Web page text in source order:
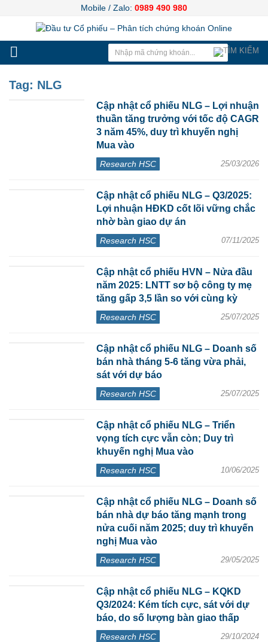
Mobile / Zalo: 0989 490 980
Tag: NLG
Cập nhật cổ phiếu NLG – Lợi nhuận
thuần tăng trưởng với tốc độ CAGR
3 năm 45%, duy trì khuyến nghị
Mua vào
Research HSC 25/03/2026
Cập nhật cổ phiếu NLG – Q3/2025:
Lợi nhuận HĐKD cốt lõi vững chắc
nhờ bàn giao dự án
Research HSC 07/11/2025
Cập nhật cổ phiếu HVN – Nửa đầu
năm 2025: LNTT sơ bộ công ty mẹ
tăng gấp 3,5 lần so với cùng kỳ
Research HSC 25/07/2025
Cập nhật cổ phiếu NLG – Doanh số
bán nhà tháng 5-6 tăng vừa phải,
sát với dự báo
Research HSC 25/07/2025
Cập nhật cổ phiếu NLG – Triển
vọng tích cực vẫn còn; Duy trì
khuyến nghị Mua vào
Research HSC 10/06/2025
Cập nhật cổ phiếu NLG – Doanh số
bán nhà dự báo tăng mạnh trong
nửa cuối năm 2025; duy trì khuyến
nghị Mua vào
Research HSC 29/05/2025
Cập nhật cổ phiếu NLG – KQKD
Q3/2024: Kém tích cực, sát với dự
báo, do số lượng bàn giao thấp
Research HSC 29/10/2024